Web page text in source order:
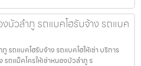
งบัวลำภู รถแบคโฮรับจ้าง รถแบค
รถแบคโฮรับจ้าง รถแบคโฮให้เช่า บริการ
ถแม็คโครให้เช่าหนองบัวลำภู ร